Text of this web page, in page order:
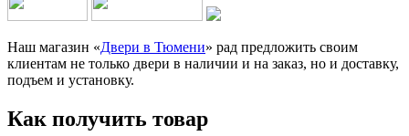
Наш магазин «Двери в Тюмени» рад предложить своим
клиентам не только двери в наличии и на заказ, но и доставку,
подъем и установку.
Как получить товар